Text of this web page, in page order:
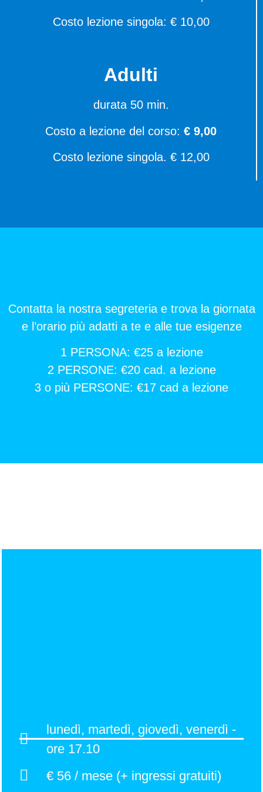
Costo lezione singola: € 10,00
Adulti
durata 50 min.
Costo a lezione del corso: € 9,00
Costo lezione singola. € 12,00
Contatta la nostra segreteria e trova la giornata
e l’orario più adatti a te e alle tue esigenze
1 PERSONA: €25 a lezione
2 PERSONE: €20 cad. a lezione
3 o più PERSONE: €17 cad a lezione
lunedì, martedì, giovedì, venerdì -
ore 17.10
€ 56 / mese (+ ingressi gratuiti)